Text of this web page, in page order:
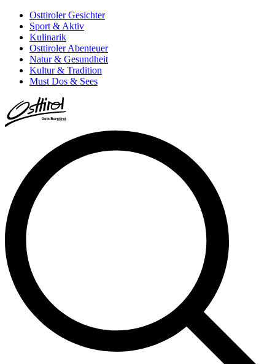
Osttiroler Gesichter
Sport & Aktiv
Kulinarik
Osttiroler Abenteuer
Natur & Gesundheit
Kultur & Tradition
Must Dos & Sees